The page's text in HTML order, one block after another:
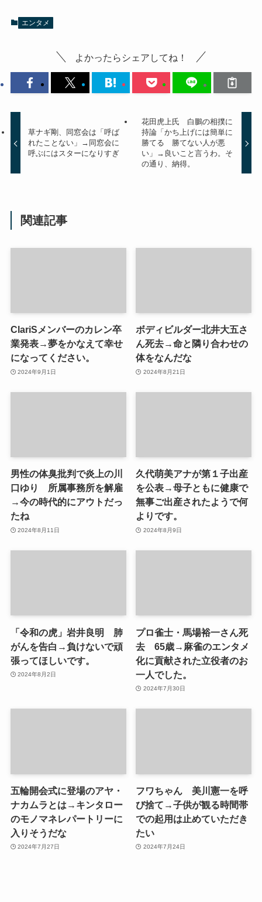
エンタメ
よかったらシェアしてね！
草ナギ剛、同窓会は「呼ば
れたことない」→同窓会に
呼ぶにはスターになりすぎ
花田虎上氏 白鵬の相撲に
持論「かち上げには簡単に
勝てる 勝てない人が悪
い」→良いこと言うわ。そ
の通り、納得。
関連記事
ClariSメンバーのカレン卒
業発表→夢をかなえて幸せ
になってください。
2024年9月1日
ボディビルダー北井大五さ
ん死去→命と隣り合わせの
体をなんだな
2024年8月21日
男性の体臭批判で炎上の川
口ゆり 所属事務所を解雇
→今の時代的にアウトだっ
たね
2024年8月11日
久代萌美アナが第１子出産
を公表→母子ともに健康で
無事ご出産されたようで何
よりです。
2024年8月9日
「令和の虎」岩井良明 肺
がんを告白→負けないで頑
張ってほしいです。
2024年8月2日
プロ雀士・馬場裕一さん死
去 65歳→麻雀のエンタメ
化に貢献された立役者のお
一人でした。
2024年7月30日
五輪開会式に登場のアヤ・
ナカムラとは→キンタロー
のモノマネレパートリーに
入りそうだな
2024年7月27日
フワちゃん 美川憲一を呼
び捨て→子供が観る時間帯
での起用は止めていただき
たい
2024年7月24日